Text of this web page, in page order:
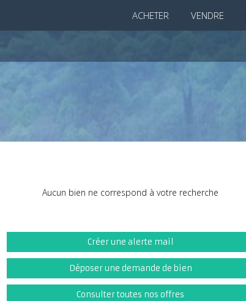
ACHETER VENDRE
Aucun bien ne correspond à votre recherche
Créer une alerte mail
Déposer une demande de bien
Consulter toutes nos offres